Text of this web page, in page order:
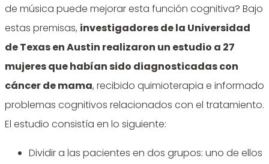
de música puede mejorar esta función cognitiva? Bajo
estas premisas, investigadores de la Universidad
de Texas en Austin realizaron un estudio a 27
mujeres que habían sido diagnosticadas con
cáncer de mama, recibido quimioterapia e informado
problemas cognitivos relacionados con el tratamiento.
El estudio consistía en lo siguiente:
Dividir a las pacientes en dos grupos: uno de ellos